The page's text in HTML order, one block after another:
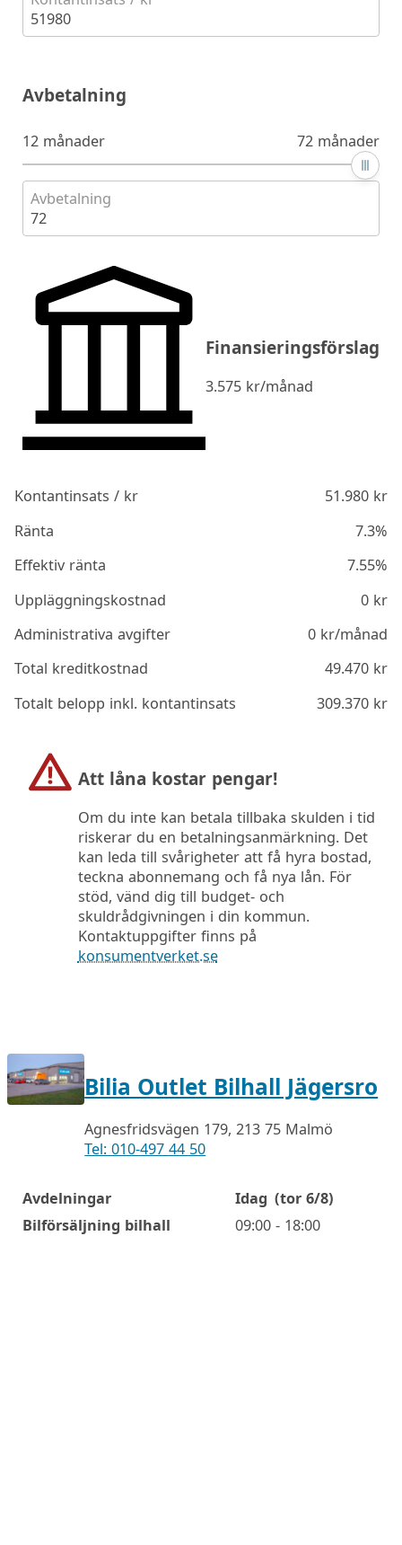
51980
Avbetalning
12 månader 72 månader
Avbetalning
72
Finansieringsförslag
3.575 kr/månad
Kontantinsats / kr 51.980kr
Ränta
7.3%
Effektiv ränta
7.55%
Uppläggningskostnad
0kr
Administrativa avgifter
0kr/månad
Total kreditkostnad
49.470kr
Totalt belopp inkl. kontantinsats
309.370kr
Att låna kostar pengar!
Om du inte kan betala tillbaka skulden i tid
riskerar du en betalningsanmärkning. Det
kan leda till svårigheter att få hyra bostad,
teckna abonnemang och få nya lån. För
stöd, vänd dig till budget- och
skuldrådgivningen i din kommun.
Kontaktuppgifter finns på
konsumentverket.se
Bilia Outlet Bilhall Jägersro
Agnesfridsvägen 179, 213 75 Malmö
Tel: 010-497 44 50
Öppettider
Avdelningar Idag (tor 6/8)
Bilförsäljning bilhall
09:00 - 18:00